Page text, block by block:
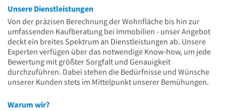
Unsere Dienstleistungen
Von der präzisen Berechnung der Wohnfläche bis hin zur
umfassenden Kaufberatung bei Immobilien - unser Angebot
deckt ein breites Spektrum an Dienstleistungen ab. Unsere
Experten verfügen über das notwendige Know-how, um jede
Bewertung mit größter Sorgfalt und Genauigkeit
durchzuführen. Dabei stehen die Bedürfnisse und Wünsche
unserer Kunden stets im Mittelpunkt unserer Bemühungen.
Warum wir?